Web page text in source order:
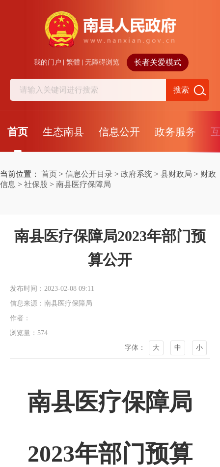
我的门户 繁體 无障碍浏览 长者关爱模式
搜索
首页 生态南县 信息公开 政务服务
当前位置： 首页 > 信息公开目录 > 政府系统 > 县财政局 > 财政
信息 > 社保股 > 南县医疗保障局
南县医疗保障局2023年部门预
算公开
发布时间：2023-02-08 09:11
信息来源：南县医疗保障局
作者：
浏览量： 574
字体：
大 中 小
南县医疗保障局
2023年部门预算